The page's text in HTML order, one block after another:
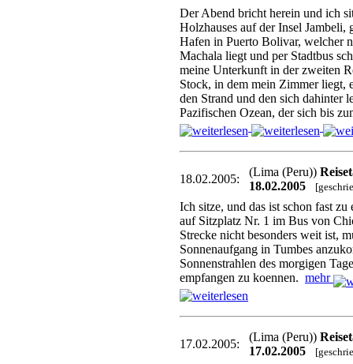
Der Abend bricht herein und ich
Holzhauses auf der Insel
Hafen in Puerto Bolivar, welcher
Machala liegt und per Stadtbus
meine Unterkunft in der zweiten
Stock, in dem mein Zimmer liegt,
den Strand und den sich dahinter
Pazifischen Ozean, der sich bis
18.02.2005:
(Lima (Peru))
18.02.2005
Ich sitze, und das ist schon fast
auf Sitzplatz Nr. 1 im Bus von
Strecke nicht besonders weit ist,
Sonnenaufgang in Tumbes
Sonnenstrahlen des morgigen
empfangen zu koennen. mehr
17.02.2005:
(Lima (Peru))
17.02.2005